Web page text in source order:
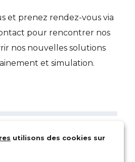
et prenez rendez-vous via
pour rencontrer nos
nos nouvelles solutions
et simulation.
utilisons des cookies sur